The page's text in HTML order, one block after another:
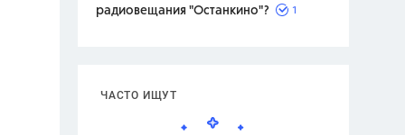
радиовещания "Останкино"?
1
ЧАСТО ИЩУТ